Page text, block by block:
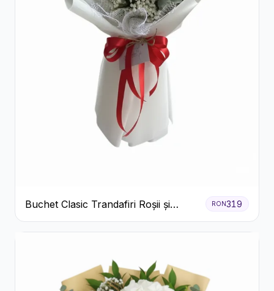
Buchet Clasic Trandafiri Roșii și
Eucalipt
RON319